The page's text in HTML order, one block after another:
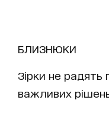
БЛИЗНЮКИ
Зірки не
важливих